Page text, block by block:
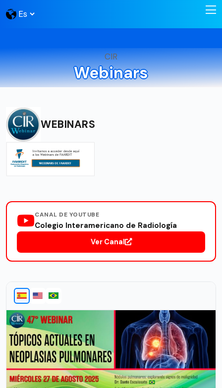
CIR
Webinars
WEBINARS
CANAL DE YOUTUBE
Colegio Interamericano de Radiología
Ver Canal